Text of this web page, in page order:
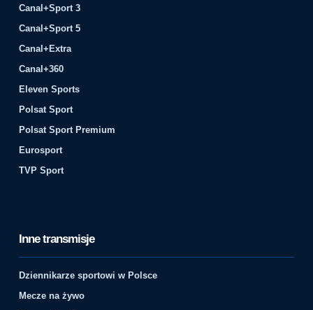
Canal+Sport 3
Canal+Sport 5
Canal+Extra
Canal+360
Eleven Sports
Polsat Sport
Polsat Sport Premium
Eurosport
TVP Sport
Inne transmisje
Dziennikarze sportowi w Polsce
Mecze na żywo